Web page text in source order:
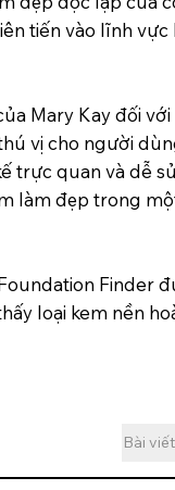
tiến vào lĩnh vực
Mary Kay đối với
vị cho người
trực quan và dễ
làm đẹp trong
Finder
loại kem nền
Bài